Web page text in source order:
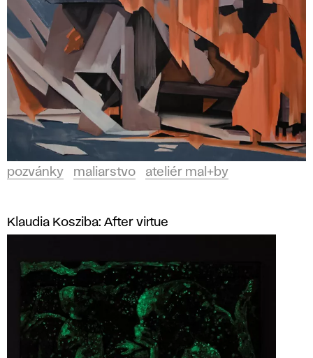
pozvánky maliarstvo ateliér mal+by
Klaudia Kosziba: After virtue